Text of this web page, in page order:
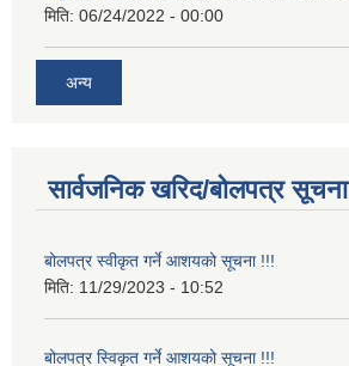
मिति: 06/24/2022 - 00:00
अन्य
सार्वजनिक खरिद/बोलपत्र सूचना
बोलपत्र स्वीकृत गर्ने आशयको सूचना !!!
मिति: 11/29/2023 - 10:52
बोलपत्र स्विकृत गर्ने आशयको सूचना !!!